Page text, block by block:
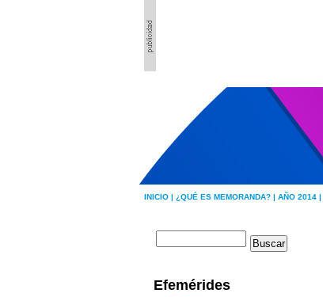
INICIO | ¿QUÉ ES MEMORANDA? | AÑO 2014 |
Efemérides